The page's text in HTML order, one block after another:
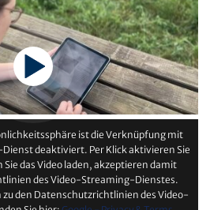
ist die Verknüpfung mit
deaktiviert. Per Klick aktivieren Sie
das Video laden, akzeptieren damit
des Video-Streaming-Dienstes.
den Datenschutzrichtlinien des Video-